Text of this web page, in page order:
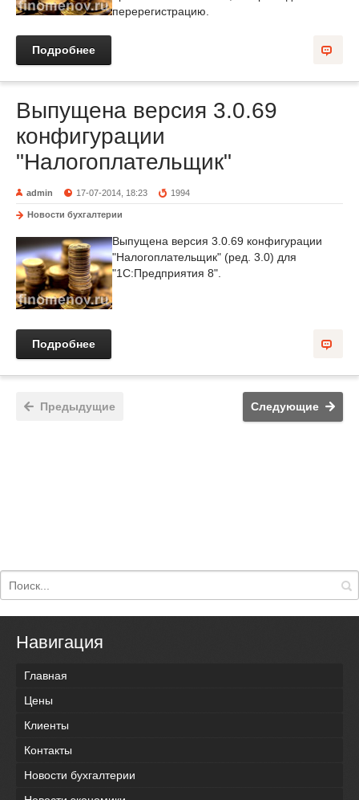
перерегистрацию.
Подробнее
Выпущена версия 3.0.69
конфигурации
"Налогоплательщик"
admin 17-07-2014, 18:23 1994
Новости бухгалтерии
Выпущена версия 3.0.69 конфигурации
"Налогоплательщик" (ред. 3.0) для
"1С:Предприятия 8".
Подробнее
Предыдущие Следующие
Навигация
Главная
Цены
Клиенты
Контакты
Новости бухгалтерии